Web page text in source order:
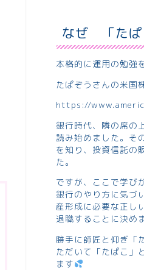
なぜ 「たぱ
本格的に運用の勉強
たぱぞうさんの米国
https://
銀行時代、隣の席の
読み始めました。そ
を知り、投資信託の
た。
ですが、ここで学び
銀行のやり方に気づ
産形成に必要な正し
退職することに決め
勝手に師匠と仰ぎ「
ただいて「たぱこ」
ます